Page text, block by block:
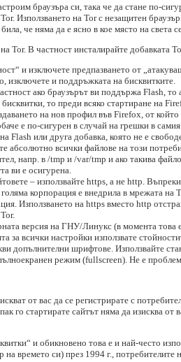
браузъра си, така че да стане по-
Използването на Tor с незащитен
че няма да е ясно в кое място на света
Tor. В частност инсталирайте добавката
и изключете предпазването от
и поддръжката на бисквитките.
ако браузърът ви поддържа Flash, то
бисквитки, то преди всяко стартиране на
на нов профил във Firefox, от
е по-сигурен в случай на грешки в самия
Flash или друга добавка, която не е
абсолютно всички файлове на този
напр. в /tmp и /var/tmp и ако такива
ви е осигурена.
– използвайте https, а не http.
корпорация е внедрила в мрежата
Използването на https вместо http
версия на ГНУ/Линукс (в момента
за всички настройки използвате
допълнителни шрифтове. Използвайте
режим (fullscreen). Не е
от вас да се регистрирате с
го стартирате сайтът няма да изисква
и обикновено това е и най-често
времето си) през 1994 г., потребителите